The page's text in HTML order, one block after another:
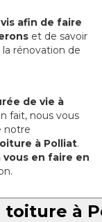
afin de faire
et de savoir
rénovation de
de vie à
fait, nous vous
notre
à Polliat.
en faire en
toiture à